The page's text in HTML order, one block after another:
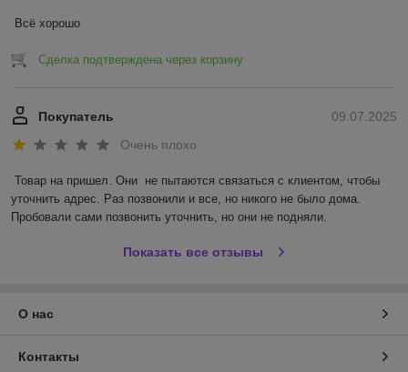
Всё хорошо
Сделка подтверждена через корзину
09.07.2025
Покупатель
Очень плохо
Товар на пришел. Они  не пытаются связаться с клиентом, чтобы
уточнить адрес. Раз позвонили и все, но никого не было дома.
Пробовали сами позвонить уточнить, но они не подняли.
Показать все отзывы
О нас
Контакты